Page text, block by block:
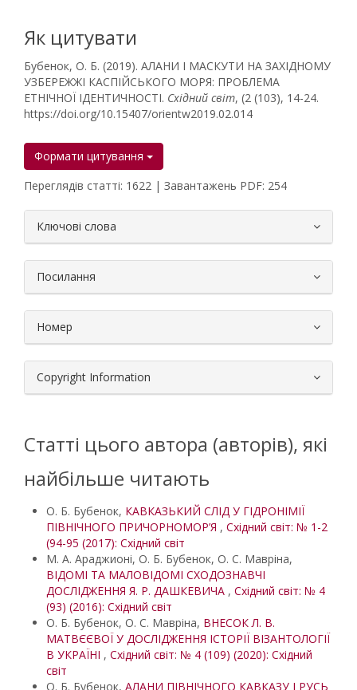
Як цитувати
Бубенок, О. Б. (2019). АЛАНИ І МАСКУТИ НА ЗАХІДНОМУ
УЗБЕРЕЖЖІ КАСПІЙСЬКОГО МОРЯ: ПРОБЛЕМА
ЕТНІЧНОЇ ІДЕНТИЧНОСТІ. Східний світ, (2 (103), 14-24.
https://doi.org/10.15407/orientw2019.02.014
Формати цитування
Переглядів статті: 1622 | Завантажень PDF: 254
Ключові слова
Посилання
Номер
Copyright Information
Статті цього автора (авторів), які
найбільше читають
О. Б. Бубенок, КАВКАЗЬКИЙ СЛІД У ГІДРОНІМІЇ
ПІВНІЧНОГО ПРИЧОРНОМОР’Я , Східний світ: № 1-2
(94-95 (2017): Східний світ
М. А. Араджионі, О. Б. Бубенок, О. С. Мавріна,
ВІДОМІ ТА МАЛОВІДОМІ СХОДОЗНАВЧІ
ДОСЛІДЖЕННЯ Я. Р. ДАШКЕВИЧА , Східний світ: № 4
(93) (2016): Східний світ
О. Б. Бубенок, О. С. Мавріна, ВНЕСОК Л. В.
МАТВЄЄВОЇ У ДОСЛІДЖЕННЯ ІСТОРІЇ ВІЗАНТОЛОГІЇ
В УКРАЇНІ , Східний світ: № 4 (109) (2020): Східний
світ
О. Б. Бубенок, АЛАНИ ПІВНІЧНОГО КАВКАЗУ І РУСЬ